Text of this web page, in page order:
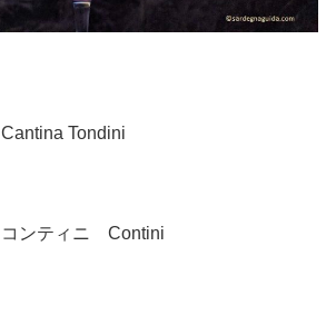
Cantina Tondini
コンティニ Contini